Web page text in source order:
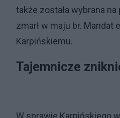
także została wybrana
zmarł w maju br. Mandat
Karpińskiemu.
Tajemnicze
W sprawie Karpińskiego